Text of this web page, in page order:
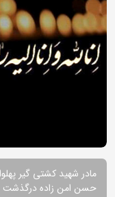
مادر شهید کشتی گیر
حسن امن زاده درگذشت